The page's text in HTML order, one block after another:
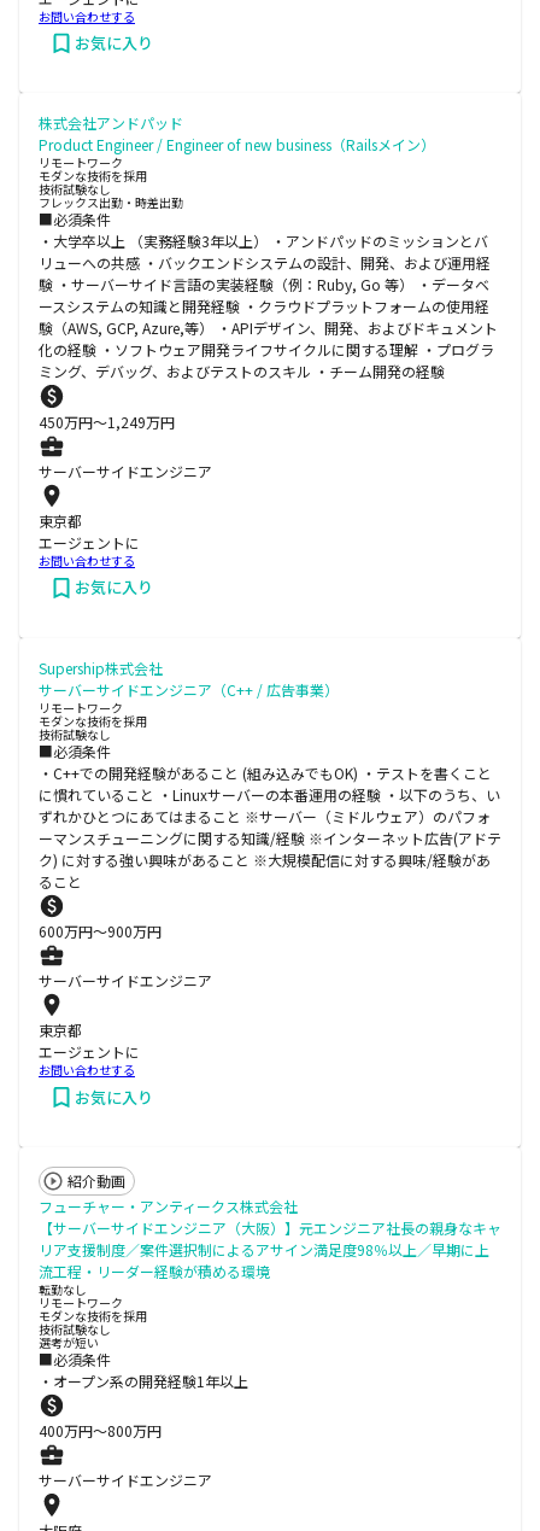
お問い合わせする
お気に入り
株式会社アンドパッド
Product Engineer / Engineer of new business（Railsメイン）
リモートワーク
モダンな技術を採用
技術試験なし
フレックス出勤・時差出勤
■必須条件
・大学卒以上 （実務経験3年以上） ・アンドパッドのミッションとバ
リューへの共感 ・バックエンドシステムの設計、開発、および運用経
験 ・サーバーサイド言語の実装経験（例：Ruby, Go 等） ・データベ
ースシステムの知識と開発経験 ・クラウドプラットフォームの使用経
験（AWS, GCP, Azure,等） ・APIデザイン、開発、およびドキュメント
化の経験 ・ソフトウェア開発ライフサイクルに関する理解 ・プログラ
ミング、デバッグ、およびテストのスキル ・チーム開発の経験
450万円〜1,249万円
サーバーサイドエンジニア
東京都
エージェントに
お問い合わせする
お気に入り
Supership株式会社
サーバーサイドエンジニア（C++ / 広告事業）
リモートワーク
モダンな技術を採用
技術試験なし
■必須条件
・C++での開発経験があること (組み込みでもOK) ・テストを書くこと
に慣れていること ・Linuxサーバーの本番運用の経験 ・以下のうち、い
ずれかひとつにあてはまること ※サーバー（ミドルウェア）のパフォ
ーマンスチューニングに関する知識/経験 ※インターネット広告(アドテ
ク) に対する強い興味があること ※大規模配信に対する興味/経験があ
ること
600万円〜900万円
サーバーサイドエンジニア
東京都
エージェントに
お問い合わせする
お気に入り
紹介動画
フューチャー・アンティークス株式会社
【サーバーサイドエンジニア（大阪）】元エンジニア社長の親身なキャ
リア支援制度／案件選択制によるアサイン満足度98％以上／早期に上
流工程・リーダー経験が積める環境
転勤なし
リモートワーク
モダンな技術を採用
技術試験なし
選考が短い
■必須条件
・オープン系の開発経験1年以上
400万円〜800万円
サーバーサイドエンジニア